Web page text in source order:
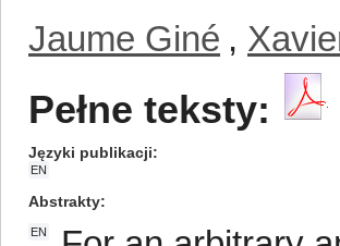
Jaume Giné ,
Pełne teksty:
Języki publikacji
EN
Abstrakty
EN